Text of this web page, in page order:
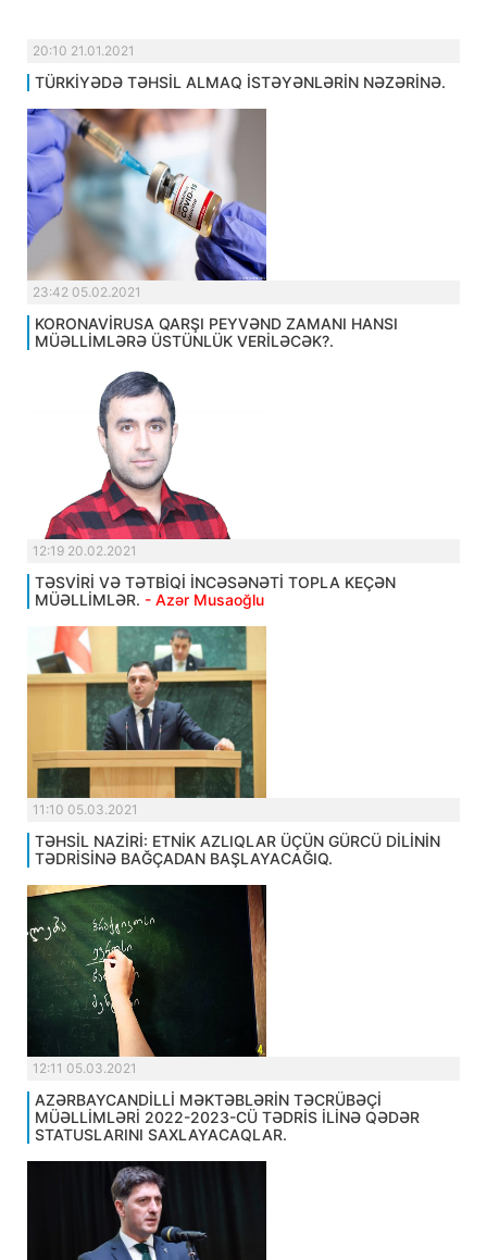
20:10 21.01.2021
TÜRKİYƏDƏ TƏHSİL ALMAQ İSTƏYƏNLƏRİN NƏZƏRİNƏ.
23:42 05.02.2021
KORONAVİRUSA QARŞI PEYVƏND ZAMANI HANSI
MÜƏLLİMLƏRƏ ÜSTÜNLÜK VERİLƏCƏK?.
12:19 20.02.2021
TƏSVİRİ VƏ TƏTBİQİ İNCƏSƏNƏTİ TOPLA KEÇƏN
MÜƏLLİMLƏR. - Azər Musaoğlu
11:10 05.03.2021
TƏHSİL NAZİRİ: ETNİK AZLIQLAR ÜÇÜN GÜRCÜ DİLİNİN
TƏDRİSİNƏ BAĞÇADAN BAŞLAYACAĞIQ.
12:11 05.03.2021
AZƏRBAYCANDİLLİ MƏKTƏBLƏRİN TƏCRÜBƏÇİ
MÜƏLLİMLƏRİ 2022-2023-CÜ TƏDRİS İLİNƏ QƏDƏR
STATUSLARINI SAXLAYACAQLAR.